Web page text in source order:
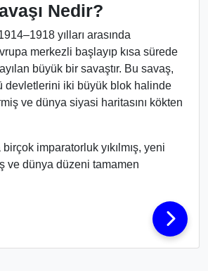
Nedir?
yılları arasında
merkezli başlayıp kısa sürede
büyük bir savaştır. Bu savaş,
devletlerini iki büyük blok halinde
ve dünya siyasi haritasını kökten
imparatorluk yıkılmış, yeni
ve dünya düzeni tamamen